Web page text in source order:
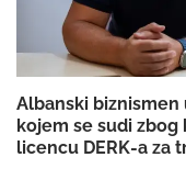
Albanski biznismen
kojem se sudi
licencu DERK-a za